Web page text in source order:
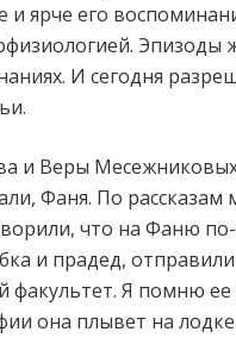
и ярче его
Эпизоды
И сегодня
и Веры
Фаня. По
что на Фаню
и прадед,
факультет. Я помню
она плывет на